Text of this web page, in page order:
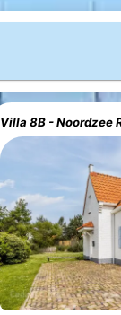
Villa 8B - Noordzee